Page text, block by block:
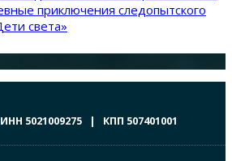
приключения следопытского
света»
5021009275 | КПП 507401001